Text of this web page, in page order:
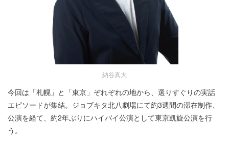
納谷真大
今回は「札幌」と「東京」ぞれぞれの地から、選りすぐりの実話
エピソードが集結。ジョブキタ北八劇場にて約3週間の滞在制作、
公演を経て、約2年ぶりにハイバイ公演として東京凱旋公演を行
う。